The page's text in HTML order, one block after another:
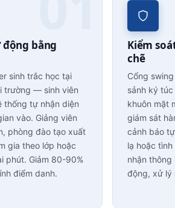
bằng
sinh trắc học tại
trường — sinh viên
thống tự nhận diện
vào. Giảng viên
phòng đào tạo xuất
gia theo lớp hoặc
phút. Giảm 80-90%
điểm danh.
Kiểm
chẽ
Cổng
sảnh ký
khuôn mặt
giám sát
cảnh báo
lạ hoặc
nhận
động, xử lý